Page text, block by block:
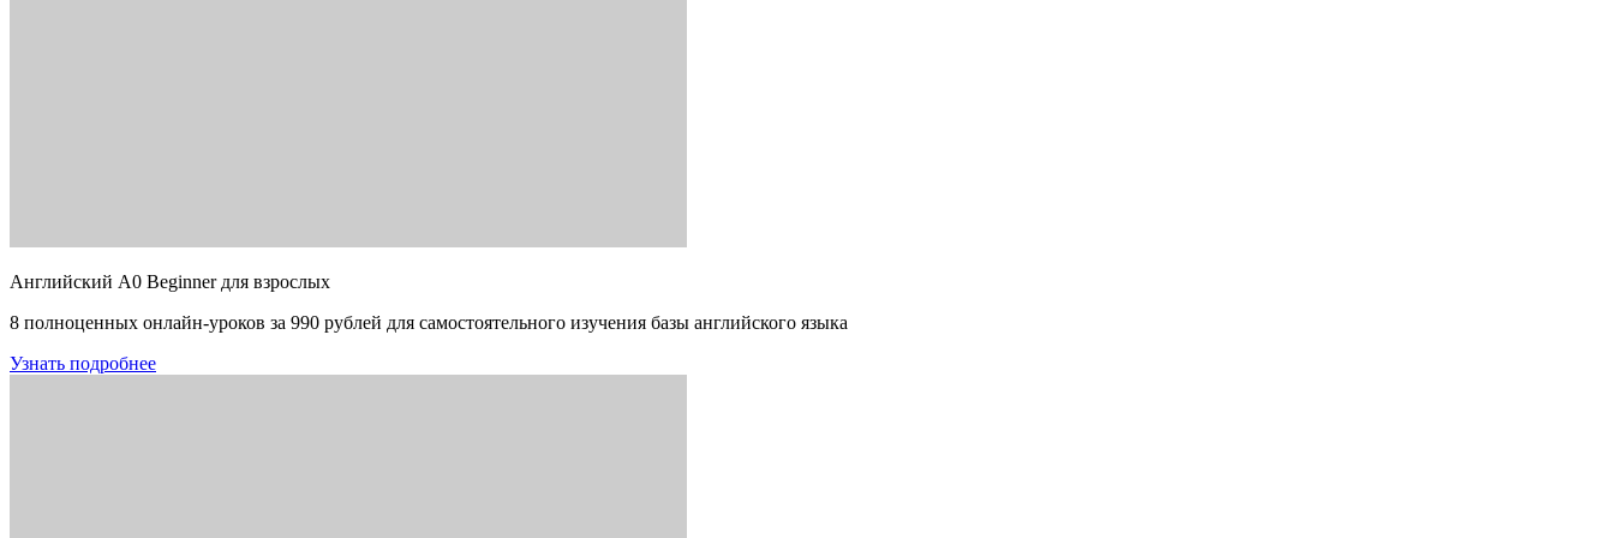
Английский A0 Beginner для взрослых
8 полноценных онлайн-уроков за 990 рублей для самостоятельного изучения базы английского языка
Узнать подробнее